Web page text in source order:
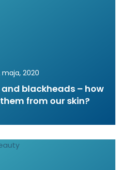
maja, 2020
blackheads – how
from our skin?